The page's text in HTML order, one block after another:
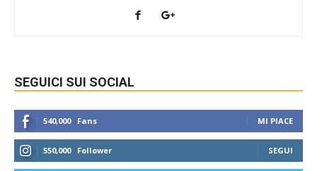
SEGUICI SUI SOCIAL
540,000 Fans MI PIACE
550,000 Follower SEGUI